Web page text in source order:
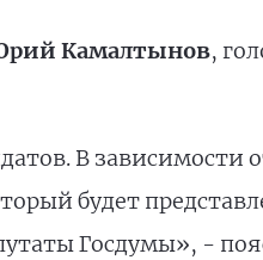
Камалтынов,
В зависимости
будет
Госдумы», -